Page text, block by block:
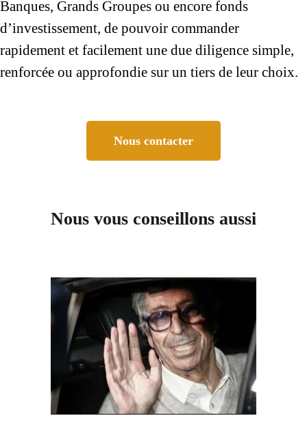
Banques, Grands Groupes ou encore fonds
d’investissement, de pouvoir commander
rapidement et facilement une due diligence simple,
renforcée ou approfondie sur un tiers de leur choix.
Nous contacter
Nous vous conseillons aussi